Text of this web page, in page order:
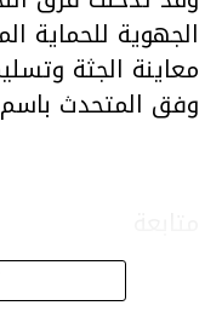
الجهوية للحماية
معاينة الجثة
وفق المتحدث باسم